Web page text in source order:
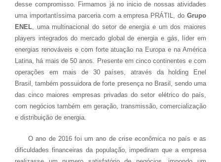
desse compromisso. Firmamos já no inicio de nossas atividades
uma importantíssima parceria com a empresa PRÁTIL, do Grupo
ENEL, uma multinacional do setor de energia e um dos maiores
players integrados do mercado global de energia e gás, líder em
energias renováveis e com forte atuação na Europa e na América
Latina, há mais de 50 anos. Presente em cinco continentes e com
operações em mais de 30 países, através da holding Enel
Brasil, também possuidora de forte presença no Brasil, sendo uma
das cinco maiores empresas privadas do setor elétrico do país,
com negócios também em geração, transmissão, comercialização
e distribuição de energia.
O ano de 2016 foi um ano de crise econômica no país e as
dificuldades financeiras da população, impediram que a empresa